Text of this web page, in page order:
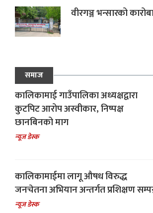
वीरगञ्ज भन्सारको
समाज
कालिकामाई गाउँपालिका अध्यक्षद्वारा
कुटपिट आरोप अस्वीकार, निष्पक्ष
छानबिनको माग
न्यूज डेस्क
कालिकामाईमा लागू औषध विरुद्ध
जनचेतना अभियान अन्तर्गत प्रशिक्षण
न्यूज डेस्क